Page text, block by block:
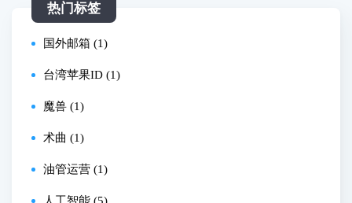
热门标签
国外邮箱 (1)
台湾苹果ID (1)
魔兽 (1)
术曲 (1)
油管运营 (1)